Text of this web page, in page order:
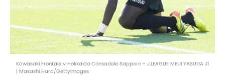
Kawasaki Frontale v Hokkaido Consadole Sapporo - J.LEAGUE MEIJI YASUDA J1
| Masashi Hara/GettyImages